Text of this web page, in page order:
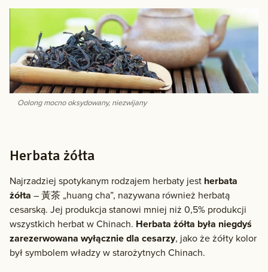
Oolong mocno oksydowany, niezwijany
Herbata żółta
Najrzadziej spotykanym rodzajem herbaty jest herbata
żółta – 黃茶 „huang cha”, nazywana również herbatą
cesarską. Jej produkcja stanowi mniej niż 0,5% produkcji
wszystkich herbat w Chinach. Herbata żółta była niegdyś
zarezerwowana wyłącznie dla cesarzy, jako że żółty kolor
był symbolem władzy w starożytnych Chinach.